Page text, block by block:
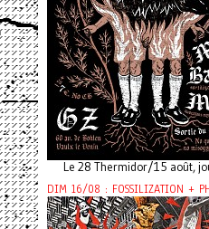
Le 28 Thermidor/15 août,
DIM 16/08 : FOSSILIZATION +